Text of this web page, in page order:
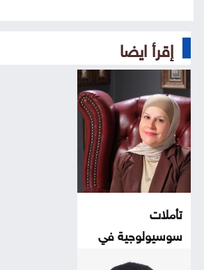
إقرأ ايضا
تأملات
سوسيولوجية في
زمن الدرونز